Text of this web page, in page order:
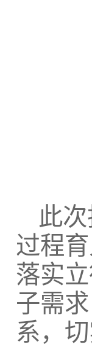
此
过程
落实
子需
系，